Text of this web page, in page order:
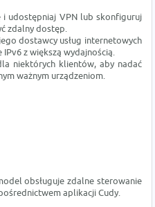
i udostępniaj VPN lub skonfiguruj
zdalny dostęp.
dostawcy usług internetowych
z większą wydajnością.
niektórych klientów, aby nadać
ważnym urządzeniom.
obsługuje zdalne sterowanie
aplikacji Cudy.